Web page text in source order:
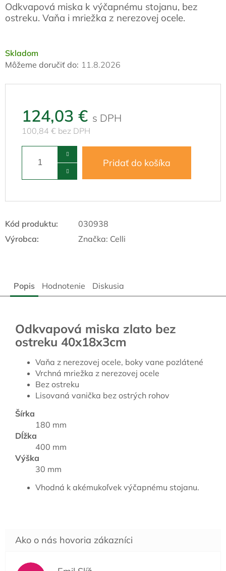
Skladom
Môžeme doručiť do: 11.8.2026
124,03 €
100,84 € bez DPH
Pridať do košíka
Odkvapová miska k výčapnému stojanu, bez
ostreku. Vaňa i mriežka z nerezovej ocele.
Kód produktu:
030938
Výrobca:
Značka: Celli
Popis Hodnotenie Diskusia
Odkvapová miska zlato bez
ostreku 40x18x3cm
Vaňa z nerezovej ocele, boky vane pozlátené
Vrchná mriežka z nerezovej ocele
Bez ostreku
Lisovaná vanička bez ostrých rohov
Šírka
180 mm
Dĺžka
400 mm
Výška
30 mm
Vhodná k akémukoľvek výčapnému stojanu.